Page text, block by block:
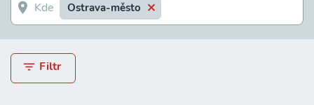
Ostrava-město
Filtr